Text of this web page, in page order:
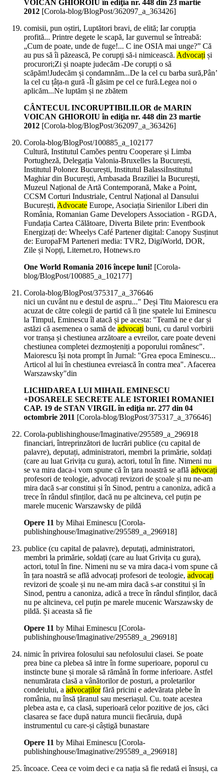
VOICAN GHIOROIU în ediţia nr. 448 din 23 martie
2012 [Corola-blog/BlogPost/362097_a_363426]
comisii, pun oștiri, Luptători bravi, de elită; Iar corupția
profită... Printre degete le scapă, Iar guvernul se întreabă:
„Cum de poate, unde de fuge!... C ine OSIA mai unge?” Că
au pus să îi păzească, Pe corupți să-i nimicească. Advocați și
procurori;Zi și noapte judecăm -De corupți o să
scăpăm!Judecăm și condamnăm...De la cel cu barba sură,Pân’
la cel cu țâța-n gură -Îl găsim pe cel ce fură.Legea noi o
aplicăm...Ne luptăm și ne zbătem
CÂNTECUL INCORUPTIBILILOR de MARIN
VOICAN GHIOROIU în ediţia nr. 448 din 23 martie
2012 [Corola-blog/BlogPost/362097_a_363426]
Corola-blog/BlogPost/100885_a_102177
Cultură, Institutul Camões pentru Cooperare și Limba
Portugheză, Delegația Valonia-Bruxelles la București,
Institutul Polonez București, Institutul BalassiInstitutul
Maghiar din București, Ambasada Braziliei la București,
Muzeul Național de Artă Contemporană, Make a Point,
CCSM Corturi Industriale, Centrul Național al Dansului
București, Advocate Europe, Asociația Sirienilor Liberi din
România, Romanian Game Developers Association - RGDA,
Fundația Cartea Călătoare, Diverta Bilete prin: Eventbook
Energizați de: Wheelys Café Partener digital: Canopy Susținut
de: EuropaFM Parteneri media: TVR2, DigiWorld, DOR,
Zile și Nopți, Liternet.ro, Hotnews.ro
One World Romania 2016 începe luni! [Corola-
blog/BlogPost/100885_a_102177]
Corola-blog/BlogPost/375317_a_376646
nici un cuvânt nu e destul de aspru..." Deși Titu Maiorescu era
acuzat de către colegii de partid că îi ține spatele lui Eminescu
la Timpul, Eminescu îl atacă și pe acesta: "Teamă ne e dar și
astăzi că asemenea o samă de advocați buni, cu darul vorbirii
vor tranșa și chestiunea arzătoare a evreilor, care poate deveni
chestiunea completei dezmoșteniți a poporului românesc".
Maiorescu își nota prompt în Jurnal: "Grea epoca Eminescu...
Articol al lui în chestiunea evreiască în contra mea". Afacerea
Warszawsky"din
LICHIDAREA LUI MIHAIL EMINESCU
+DOSARELE SECRETE ALE ISTORIEI ROMANIEI
CAP. 19 de STAN VIRGIL în ediţia nr. 277 din 04
octombrie 2011 [Corola-blog/BlogPost/375317_a_376646]
Corola-publishinghouse/Imaginative/295589_a_296918
financiari, întreprinzători de lucrări publice (cu capital de
palavre), deputați, administratori, membri la primărie, soldați
(care au luat Grivița cu gura), actori, totul în fine. Nimeni nu
se va mira daca-i vom spune că în țara noastră se află advocați
profesori de teologie, advocați revizori de școale și nu ne-am
mira dacă s-ar constitui și în Sinod, pentru a canoniza, adică a
trece în rândul sfinților, dacă nu pe altcineva, cel puțin pe
marele mucenic Warszawsky de pildă
Opere 11 by Mihai Eminescu [Corola-
publishinghouse/Imaginative/295589_a_296918]
publice (cu capital de palavre), deputați, administratori,
membri la primărie, soldați (care au luat Grivița cu gura),
actori, totul în fine. Nimeni nu se va mira daca-i vom spune că
în țara noastră se află advocați profesori de teologie, advocați
revizori de școale și nu ne-am mira dacă s-ar constitui și în
Sinod, pentru a canoniza, adică a trece în rândul sfinților, dacă
nu pe altcineva, cel puțin pe marele mucenic Warszawsky de
pildă. Și aceasta să fie
Opere 11 by Mihai Eminescu [Corola-
publishinghouse/Imaginative/295589_a_296918]
nimic în privirea folosului sau nefolosului clasei. Se poate
prea bine ca plebea să intre în forme superioare, poporul cu
instincte bune și morale să rămână în forme inferioare. Astfel
nenumărata clasă a vânătorilor de posturi, a proletarilor
condeiului, a advocațilorfără pricini e adevărata plebe în
românia, nu însă țăranul sau meseriașul. Cu. toate acestea
plebea asta e, ca clasă, superioară celor pozitive de jos, căci
clasarea se face după natura muncii fiecăruia, după
instrumentul cu care-și câștigă bunastare
Opere 11 by Mihai Eminescu [Corola-
publishinghouse/Imaginative/295589_a_296918]
încoace. Ceea ce voim deci e ca nația să fie redată ei însuși, ca